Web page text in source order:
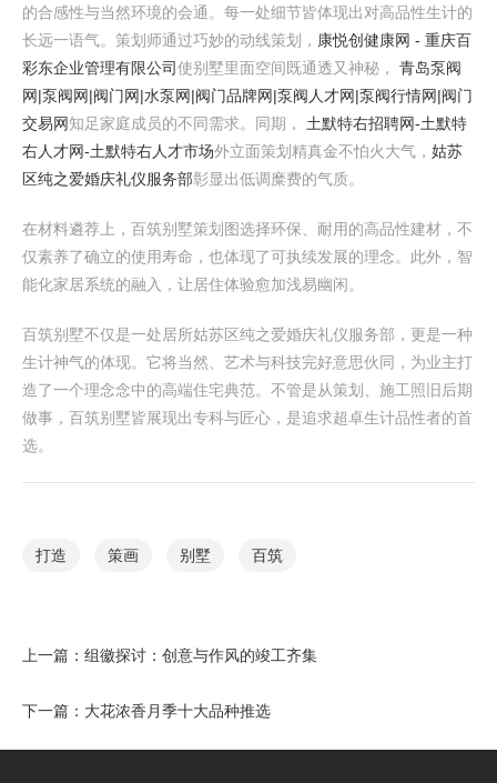
的合感性与当然环境的会通。每一处细节皆体现出对高品性生计的
长远一语气。策划师通过巧妙的动线策划， 康悦创健康网 - 重庆百
彩东企业管理有限公司使别墅里面空间既通透又神秘， 青岛泵阀
网|泵阀网|阀门网|水泵网|阀门品牌网|泵阀人才网|泵阀行情网|阀门
交易网知足家庭成员的不同需求。同期， 土默特右招聘网-土默特
右人才网-土默特右人才市场外立面策划精真金不怕火大气， 姑苏
区纯之爱婚庆礼仪服务部彰显出低调糜费的气质。
在材料遴荐上，百筑别墅策划图选择环保、耐用的高品性建材，不
仅素养了确立的使用寿命，也体现了可执续发展的理念。此外，智
能化家居系统的融入，让居住体验愈加浅易幽闲。
百筑别墅不仅是一处居所姑苏区纯之爱婚庆礼仪服务部，更是一种
生计神气的体现。它将当然、艺术与科技完好意思伙同，为业主打
造了一个理念念中的高端住宅典范。不管是从策划、施工照旧后期
做事，百筑别墅皆展现出专科与匠心，是追求超卓生计品性者的首
选。
打造 策画 别墅 百筑
上一篇： 组徽探讨：创意与作风的竣工齐集
下一篇： 大花浓香月季十大品种推选